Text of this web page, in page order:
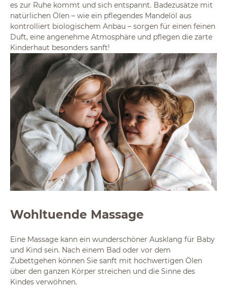
es zur Ruhe kommt und sich entspannt. Badezusätze mit
natürlichen Ölen – wie ein pflegendes Mandelöl aus
kontrolliert biologischem Anbau – sorgen für einen feinen
Duft, eine angenehme Atmosphäre und pflegen die zarte
Kinderhaut besonders sanft!
Wohltuende Massage
Eine Massage kann ein wunderschöner Ausklang für Baby
und Kind sein. Nach einem Bad oder vor dem
Zubettgehen können Sie sanft mit hochwertigen Ölen
über den ganzen Körper streichen und die Sinne des
Kindes verwöhnen.